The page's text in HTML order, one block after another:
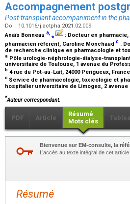
Accompagnement
Post-transplant accompaniment in the
Doi : 10.1016/j.actpha.2021.02.009
Anaïs Bonneau a,⁎ : Docteur en
pharmacien référent, Caroline Monchaud c :
de recherche clinique en pharmacologie et
a Pôle urologie-néphrologie-dialyse-
universitaire de Toulouse, 1 avenue du
b 4 rue du Pot-au-Lait, 24000 Périgueux, France
c Service de pharmacologie, toxicologie et
hospitalier universitaire de Limoges, 2
*Auteur correspondant.
PDF Article
Résumé
Mots clés
Bienvenue sur EM-consulte, la
L’accès au texte intégral de cet
Résumé